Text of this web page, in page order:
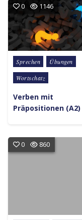
0 1146
Posted in
Sprechen
Übungen
Wortschatz
Verben mit
Präpositionen (A2)
0 860